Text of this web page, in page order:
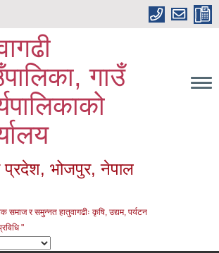
गाउँ
प्रदेश, भोजपुर, नेपाल
समाज र समुन्नत हातुवागढीः कृषि, उद्यम, पर्यटन
"